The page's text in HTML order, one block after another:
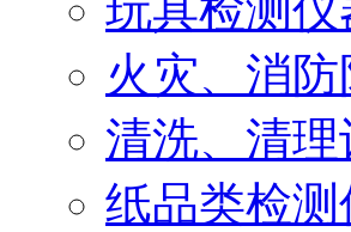
火灾、消
清洗、清理
纸品类检测